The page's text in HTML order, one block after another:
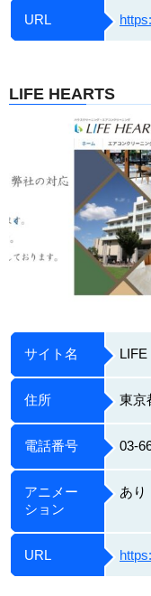
URL
LIFE HEARTS
サイト名
住所 東京
電話番号 03-
アニメー
ション
あり
URL